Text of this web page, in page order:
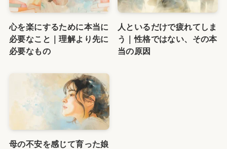
心を楽にするために本当に
必要なこと｜理解より先に
必要なもの
人といるだけで疲れてしま
う｜性格ではない、その本
当の原因
母の不安を感じて育った娘